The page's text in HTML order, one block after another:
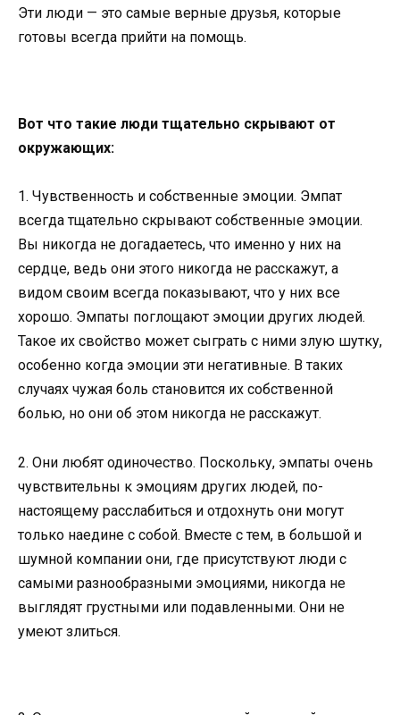
Эти люди — это самые верные друзья, которые
готовы всегда прийти на помощь.
Вот что такие люди тщательно скрывают от
окружающих:
1. Чувственность и собственные эмоции. Эмпат
всегда тщательно скрывают собственные эмоции.
Вы никогда не догадаетесь, что именно у них на
сердце, ведь они этого никогда не расскажут, а
видом своим всегда показывают, что у них все
хорошо. Эмпаты поглощают эмоции других людей.
Такое их свойство может сыграть с ними злую шутку,
особенно когда эмоции эти негативные. В таких
случаях чужая боль становится их собственной
болью, но они об этом никогда не расскажут.
2. Они любят одиночество. Поскольку, эмпаты очень
чувствительны к эмоциям других людей, по-
настоящему расслабиться и отдохнуть они могут
только наедине с собой. Вместе с тем, в большой и
шумной компании они, где присутствуют люди с
самыми разнообразными эмоциями, никогда не
выглядят грустными или подавленными. Они не
умеют злиться.